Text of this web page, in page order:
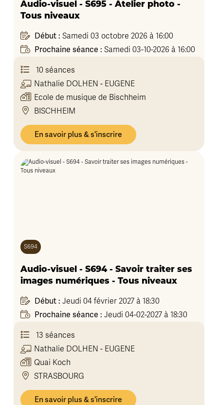
Audio-visuel - S695 - Atelier photo -
Tous niveaux
Début : Samedi 03 octobre 2026 à 16:00
Prochaine séance : Samedi 03-10-2026 à 16:00
10 séances
Nathalie DOLHEN - EUGENE
Ecole de musique de Bischheim
BISCHHEIM
En savoir plus & s'inscrire
S694
Audio-visuel - S694 - Savoir traiter ses
images numériques - Tous niveaux
Début : Jeudi 04 février 2027 à 18:30
Prochaine séance : Jeudi 04-02-2027 à 18:30
13 séances
Nathalie DOLHEN - EUGENE
Quai Koch
STRASBOURG
En savoir plus & s'inscrire